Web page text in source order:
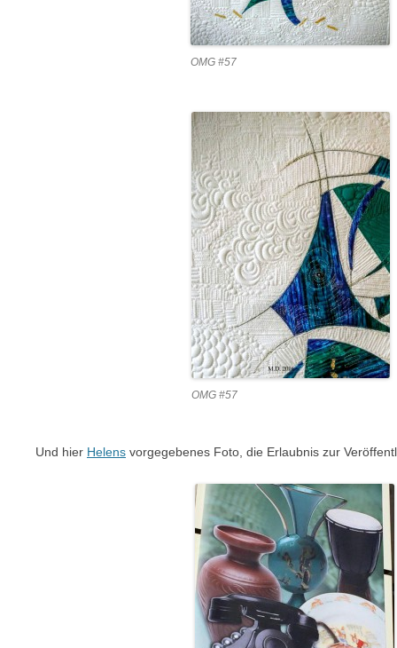
OMG #57
OMG #57
Und hier Helens vorgegebenes Foto, die Erlaubnis zur